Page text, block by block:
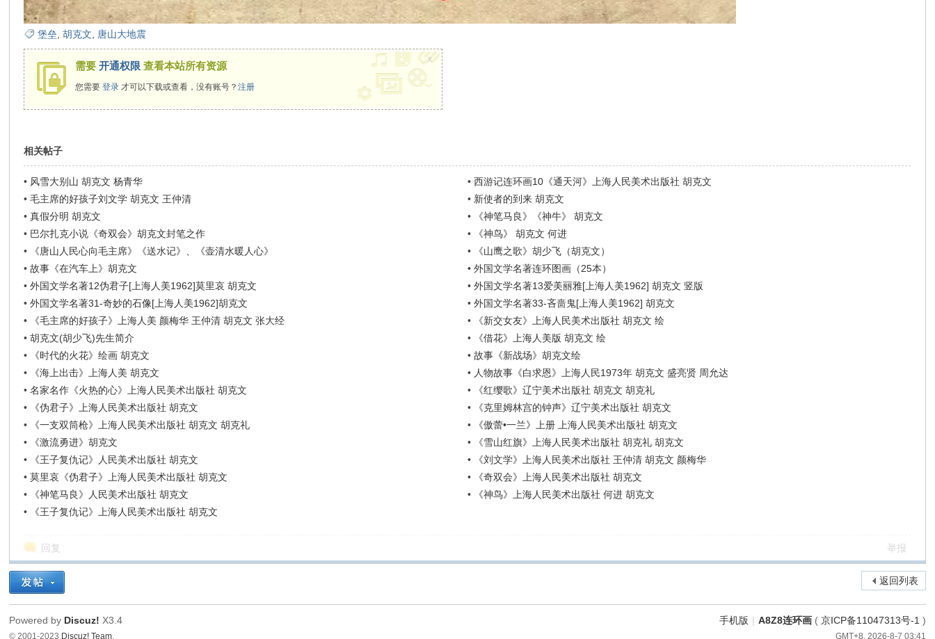
堡垒 ,胡克文 唐山大地震
需要开通权限 查看本站所有资源
您需要登录 才可以下载或查看，没有账号？注册
x
相关帖子
• 风雪大别山 胡克文 杨青华 • 西游记连环画10《通天河》上海人民美术出版社 胡克文
•毛主席的好孩子刘文学 胡克文 王仲清 • 新使者的到来 胡克文
•真假分明 胡克文 •
《神笔马良》《神牛》 胡克文
• 巴尔扎克小说《奇双会》胡克文封笔之作 •
《神鸟》 胡克文 何进
•
《唐山人民心向毛主席》《送水记》、《壶清水暖人心》 •
《山鹰之歌》胡少飞（胡克文）
•故事《在汽车上》胡克文 • 外国文学名著连环图画（25本）
•外国文学名著12伪君子[上海人美1962]莫里哀 胡克文 • 外国文学名著13爱美丽雅[上海人美1962] 胡克文 竖版
•外国文学名著31-奇妙的石像[上海人美1962]胡克文 • 外国文学名著33-吝啬鬼[上海人美1962] 胡克文
•
《毛主席的好孩子》上海人美 颜梅华 王仲清 胡克文 张大经 •
《新交女友》上海人民美术出版社 胡克文 绘
•胡克文(胡少飞)先生简介 •
《借花》上海人美版 胡克文 绘
•
《时代的火花》绘画 胡克文 • 故事《新战场》胡克文绘
•
《海上出击》上海人美 胡克文 • 人物故事《白求恩》上海人民1973年 胡克文 盛亮贤 周允达
•名家名作《火热的心》上海人民美术出版社 胡克文 •
《红缨歌》辽宁美术出版社 胡克文 胡克礼
•
《伪君子》上海人民美术出版社 胡克文 •
《克里姆林宫的钟声》辽宁美术出版社 胡克文
•
《一支双筒枪》上海人民美术出版社 胡克文 胡克礼 •
《傲蕾•一兰》上册 上海人民美术出版社 胡克文
•
《激流勇进》胡克文 •
《雪山红旗》上海人民美术出版社 胡克礼 胡克文
•
《王子复仇记》人民美术出版社 胡克文 •
《刘文学》上海人民美术出版社 王仲清 胡克文 颜梅华
•莫里哀《伪君子》上海人民美术出版社 胡克文 •
《奇双会》上海人民美术出版社 胡克文
•
《神笔马良》人民美术出版社 胡克文 •
《神鸟》上海人民美术出版社 何进 胡克文
•
《王子复仇记》上海人民美术出版社 胡克文
回复 举报
返回列表
手机版 | A8Z8连环画( 京ICP备11047313号-1 )
GMT+8, 2026-8-7 03:41
Powered by Discuz! X3.4
© 2001-2023 Discuz! Team